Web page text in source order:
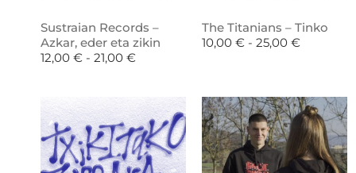
Sustraian Records –
Azkar, eder eta zikin
12,00 € - 21,00 €
The Titanians – Tinko
10,00 € - 25,00 €